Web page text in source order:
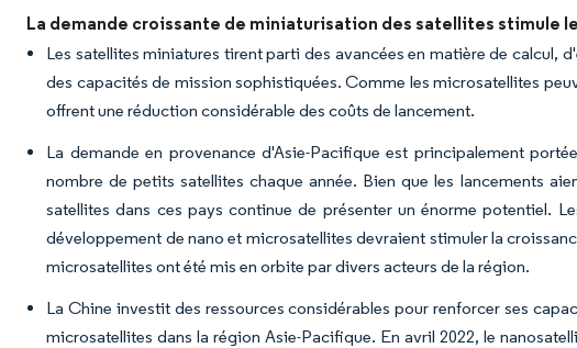
La demande croissante de miniaturisation des satellites stimule
Les satellites miniatures tirent parti des avancées en matière de
des capacités de mission sophistiquées. Comme les microsatellites
offrent une réduction considérable des coûts de lancement.
La demande en provenance d'Asie-Pacifique est principalement
nombre de petits satellites chaque année. Bien que les lancements
satellites dans ces pays continue de présenter un énorme potentiel.
développement de nano et microsatellites devraient stimuler la
microsatellites ont été mis en orbite par divers acteurs de la région.
La Chine investit des ressources considérables pour renforcer ses
microsatellites dans la région Asie-Pacifique. En avril 2022, le